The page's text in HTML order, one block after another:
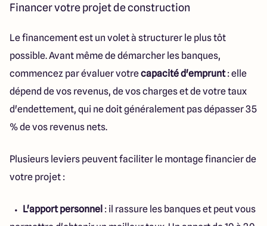
Financer votre projet de construction
Le financement est un volet à structurer le plus tôt
possible. Avant même de démarcher les banques,
commencez par évaluer votrecapacité d'emprunt: elle
dépend de vos revenus, de vos charges et de votre taux
d'endettement, qui ne doit généralement pas dépasser 35
% de vos revenus nets.
Plusieurs leviers peuvent faciliter le montage financier de
votre projet :
L'apport personnel : il rassure les banques et peut vous